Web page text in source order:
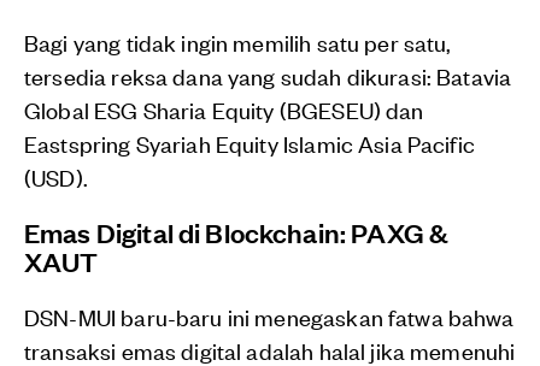
Bagi yang tidak ingin memilih satu per satu,
tersedia reksa dana yang sudah dikurasi: Batavia
Global ESG Sharia Equity (BGESEU) dan
Eastspring Syariah Equity Islamic Asia Pacific
(USD).
Emas Digital di Blockchain: PAXG &
XAUT
DSN-MUI baru-baru ini menegaskan fatwa bahwa
transaksi emas digital adalah halal jika memenuhi